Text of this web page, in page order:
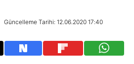
Güncelleme Tarihi: 12.06.2020 17:40